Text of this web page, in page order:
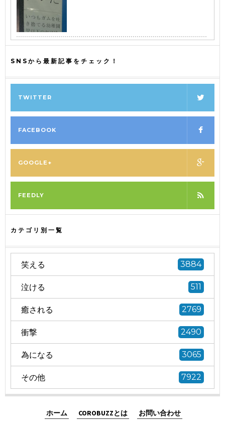
SNSから最新記事をチェック！
TWITTER
FACEBOOK
GOOGLE+
FEEDLY
カテゴリ別一覧
笑える 3884
泣ける 511
癒される 2769
衝撃 2490
為になる 3065
その他 7922
ホーム COROBUZZとは お問い合わせ